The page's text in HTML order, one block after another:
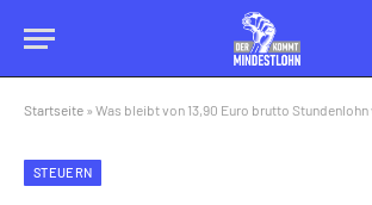
Startseite » Was bleibt von 13,90 Euro brutto
STEUERN